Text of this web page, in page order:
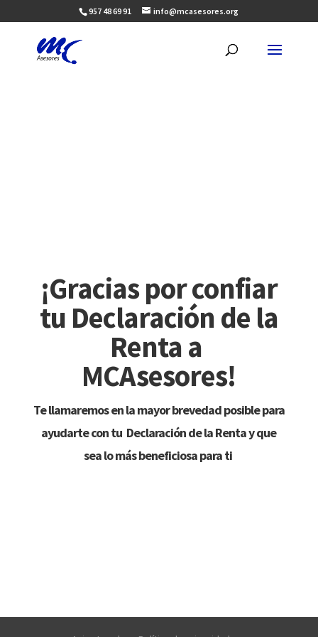
957 48 69 91 info@mcasesores.org
¡Gracias por confiar
tu Declaración de la
Renta a
MCAsesores!
Te llamaremos en la mayor brevedad posible para
ayudarte con tu Declaración de la Renta y que
sea lo más beneficiosa para ti